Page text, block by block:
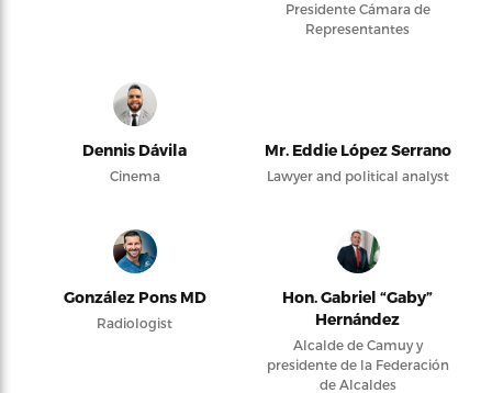
Presidente Cámara de
Representantes
Dennis Dávila
Cinema
Mr. Eddie López Serrano
Lawyer and political analyst
González Pons MD
Radiologist
Hon. Gabriel “Gaby”
Hernández
Alcalde de Camuy y
presidente de la Federación
de Alcaldes